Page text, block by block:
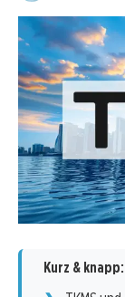
Kurz & knapp: